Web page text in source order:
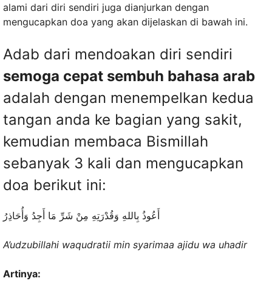
alami dari diri sendiri juga dianjurkan dengan
mengucapkan doa yang akan dijelaskan di bawah ini.
Adab dari mendoakan diri sendiri
semoga cepat sembuh bahasa arab
adalah dengan menempelkan kedua
tangan anda ke bagian yang sakit,
kemudian membaca Bismillah
sebanyak 3 kali dan mengucapkan
doa berikut ini:
أَعُوذُ بِاللهِ وَقُدْرَتِهِ مِنْ شَرِّ مَا أَجِدُ وَأُحَاذِرُ
A’udzubillahi waqudratii min syarimaa ajidu wa uhadir
Artinya: